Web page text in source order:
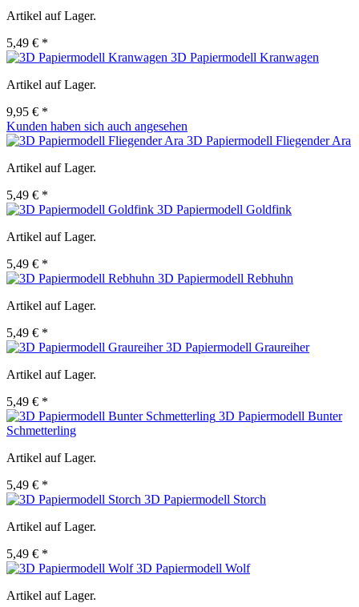
Artikel auf Lager.
5,49 € *
3D Papiermodell Kranwagen
Artikel auf Lager.
9,95 € *
Kunden haben sich auch angesehen
3D Papiermodell Fliegender Ara
Artikel auf Lager.
5,49 € *
3D Papiermodell Goldfink
Artikel auf Lager.
5,49 € *
3D Papiermodell Rebhuhn
Artikel auf Lager.
5,49 € *
3D Papiermodell Graureiher
Artikel auf Lager.
5,49 € *
3D Papiermodell Bunter
Schmetterling
Artikel auf Lager.
5,49 € *
3D Papiermodell Storch
Artikel auf Lager.
5,49 € *
3D Papiermodell Wolf
Artikel auf Lager.